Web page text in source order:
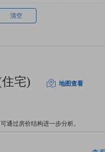
清空
宅) 地图查看
通过房价结构进一步分析。